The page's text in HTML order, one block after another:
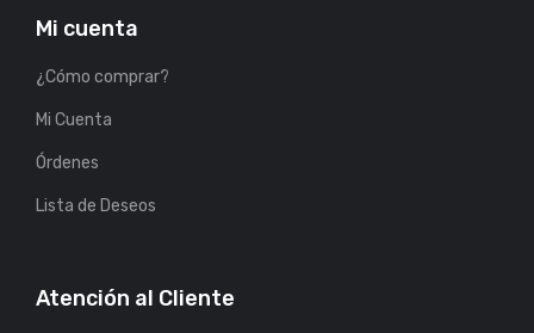
Mi cuenta
¿Cómo comprar?
Mi Cuenta
Órdenes
Lista de Deseos
Atención al Cliente